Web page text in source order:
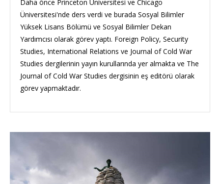
Daha önce Princeton Üniversitesi ve Chicago
Üniversitesi'nde ders verdi ve burada Sosyal Bilimler
Yüksek Lisans Bölümü ve Sosyal Bilimler Dekan
Yardımcısı olarak görev yaptı. Foreign Policy, Security
Studies, International Relations ve Journal of Cold War
Studies dergilerinin yayın kurullarında yer almakta ve The
Journal of Cold War Studies dergisinin eş editörü olarak
görev yapmaktadır.